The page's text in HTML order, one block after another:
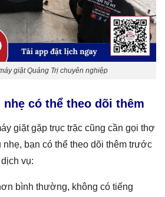
giặt Quảng Trị chuyên nghiệp
nhẹ có thể theo dõi thêm
giặt gặp trục trặc cũng cần gọi thợ
nhẹ, bạn có thể theo dõi thêm trước
vụ:
bình thường, không có tiếng